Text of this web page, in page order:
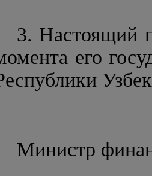
3. Настоящий
его